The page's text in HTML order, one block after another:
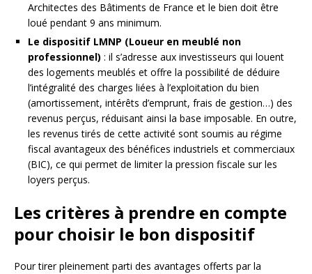
Architectes des Bâtiments de France et le bien doit être
loué pendant 9 ans minimum.
Le dispositif LMNP (Loueur en meublé non
professionnel) : il s’adresse aux investisseurs qui louent
des logements meublés et offre la possibilité de déduire
l’intégralité des charges liées à l’exploitation du bien
(amortissement, intérêts d’emprunt, frais de gestion…) des
revenus perçus, réduisant ainsi la base imposable. En outre,
les revenus tirés de cette activité sont soumis au régime
fiscal avantageux des bénéfices industriels et commerciaux
(BIC), ce qui permet de limiter la pression fiscale sur les
loyers perçus.
Les critères à prendre en compte
pour choisir le bon dispositif
Pour tirer pleinement parti des avantages offerts par la